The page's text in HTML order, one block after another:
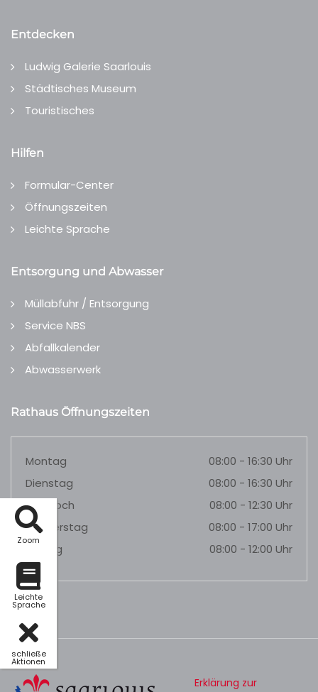
Zoom
Leichte
Sprache
schließe
Aktionen
Entdecken
Ludwig Galerie Saarlouis
Städtisches Museum
Touristisches
Hilfen
Formular-Center
Öffnungszeiten
Leichte Sprache
Entsorgung und Abwasser
Müllabfuhr / Entsorgung
Service NBS
Abfallkalender
Abwasserwerk
Rathaus Öffnungszeiten
Montag
08:00 - 16:30 Uhr
Dienstag
08:00 - 16:30 Uhr
Mittwoch
08:00 - 12:30 Uhr
Donnerstag
08:00 - 17:00 Uhr
Freitag
08:00 - 12:00 Uhr
Erklärung zur